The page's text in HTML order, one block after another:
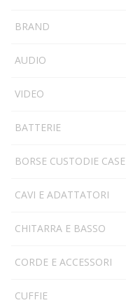
BRAND
AUDIO
VIDEO
BATTERIE
BORSE CUSTODIE CASE
CAVI E ADATTATORI
CHITARRA E BASSO
CORDE E ACCESSORI
CUFFIE